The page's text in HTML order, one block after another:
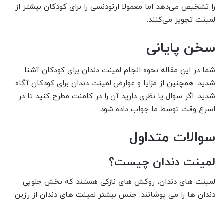
را تشخیص می‌دهد اما معمولا ارتودنسی را برای کودکان بیشتر از
لمینت تجویز می‌کنند.
سخن پایانی
شما در این مقاله نحوه انجام لمینت دندان برای کودکان آشنا
شدید. همچنین از مزایا و عوارض لمینت دندان برای کودکان آگاه
شدید. اگر سوال یا نظری دارید آن را در کامنت مطرح کنید تا در
اسرع وقت توسط ما جواب داده شود.
سوالات متداول
لمینت دندان چیست؟
لمینت های دندان، روکش های نازکی هستند که بخش جلویی
دندان ها را می پوشانند. جنس بیشتر لمینت های دندان از رزین